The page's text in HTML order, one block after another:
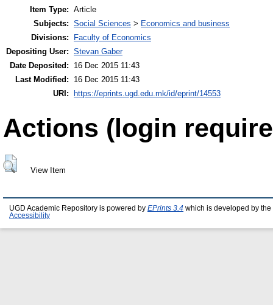
Item Type: Article
Subjects: Social Sciences > Economics and business
Divisions:
Faculty of Economics
Depositing User: Stevan Gaber
Date Deposited:
16 Dec 2015 11:43
Last Modified:
16 Dec 2015 11:43
URI:
https://eprints.ugd.edu.mk/id/eprint/14553
Actions (login
View Item
UGD Academic Repository is powered by EPrints 3.4 which is developed by the
Accessibility